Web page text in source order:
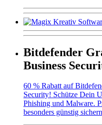
Bitdefender
Business
60 % Rabatt auf
Security! Schütze Dein
Phishing und Malware.
besonders günstig